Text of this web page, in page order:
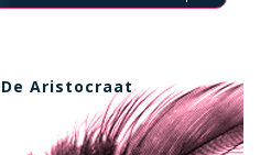
Aristocraat